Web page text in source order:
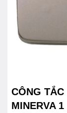
CÔNG TẮC
MINERVA 1